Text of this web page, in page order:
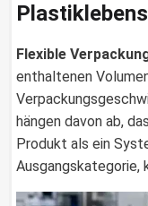
Flexible
enthaltenen
hängen davon ab,
Produkt als ein
Ausgangskategorie,